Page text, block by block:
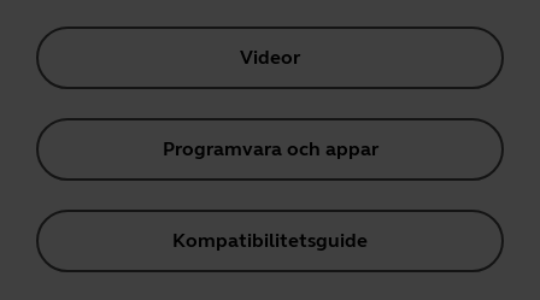
Videor
Programvara och appar
Kompatibilitetsguide